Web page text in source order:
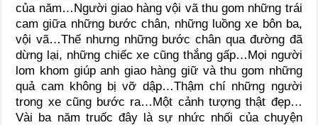
của năm…Người giao hàng vội vã thu gom những trái
cam giữa những bước chân, những luồng xe bôn ba,
vội vã…Thế nhưng những bước chân qua đường đã
dừng lại, những chiếc xe cũng thắng gấp…Mọi người
lom khom giúp anh giao hàng giữ và thu gom những
quả cam không bị vỡ dập…Thậm chí những người
trong xe cũng bước ra…Một cảnh tượng thật đẹp…
Vài ba năm truốc đây là sự nhức nhối của chuyện